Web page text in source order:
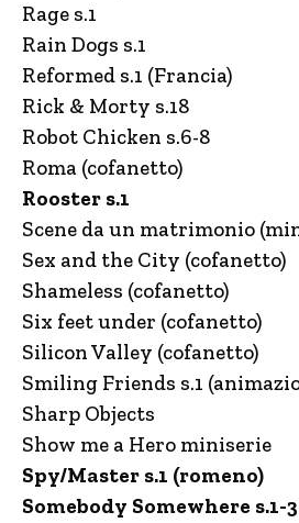
Rage s.1
Rain Dogs s.1
Reformed s.1 (Francia)
Rick & Morty s.18
Robot Chicken s.6-8
Roma (cofanetto)
Rooster s.1
Scene da un matrimonio
Sex and the City (cofanetto)
Shameless (cofanetto)
Six feet under (cofanetto)
Silicon Valley (cofanetto)
Smiling Friends s.1
Sharp Objects
Show me a Hero miniserie
Spy/Master s.1 (romeno)
Somebody Somewhere s.1-3